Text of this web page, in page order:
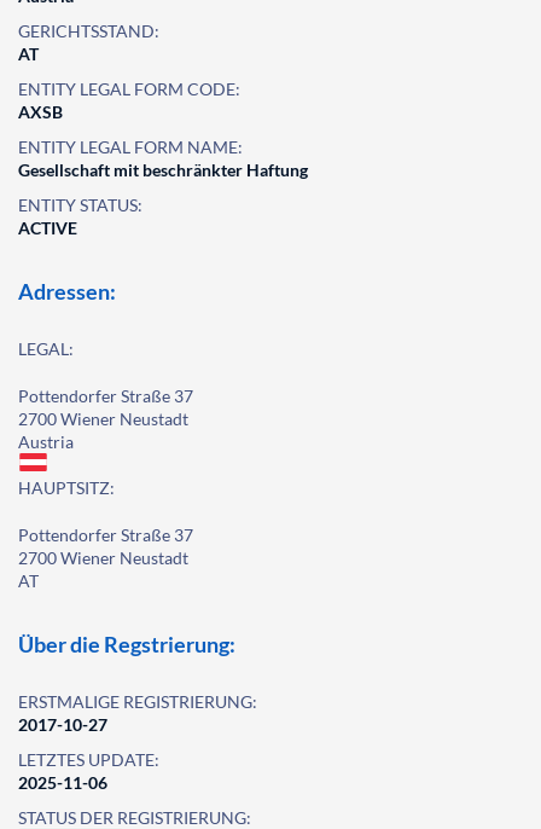
GERICHTSSTAND:
AT
ENTITY LEGAL FORM CODE:
AXSB
ENTITY LEGAL FORM NAME:
Gesellschaft mit beschränkter Haftung
ENTITY STATUS:
ACTIVE
Adressen:
LEGAL:
Pottendorfer Straße 37
2700 Wiener Neustadt
Austria
HAUPTSITZ:
Pottendorfer Straße 37
2700 Wiener Neustadt
AT
Über die Regstrierung:
ERSTMALIGE REGISTRIERUNG:
2017-10-27
LETZTES UPDATE:
2025-11-06
STATUS DER REGISTRIERUNG: